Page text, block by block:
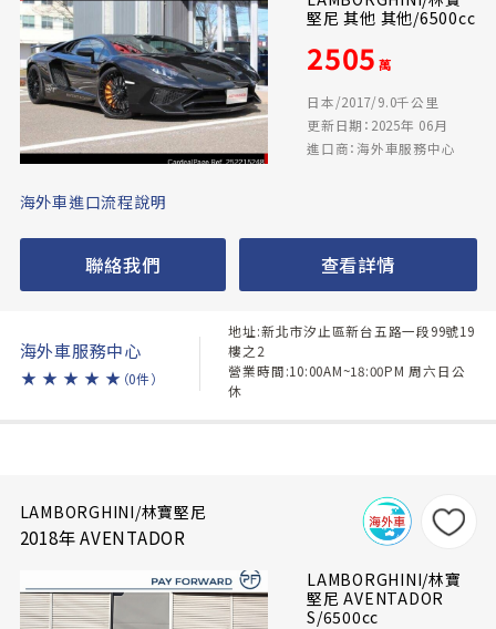
堅尼 其他 其他/6500cc
2505 萬
日本/2017/9.0千公里
更新日期：2025年 06月
進口商：海外車服務中心
海外車進口流程說明
聯絡我們 查看詳情
海外車服務中心
★ ★ ★ ★ ★ （0件）
地址:新北市汐止區新台五路一段99號19
樓之2
營業時間:10:00AM~18:00PM 周六日公
休
LAMBORGHINI/林寶堅尼
2018年 AVENTADOR
LAMBORGHINI/林寶
堅尼 AVENTADOR
S/6500cc